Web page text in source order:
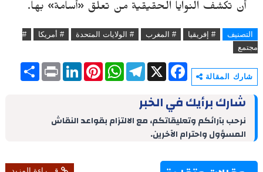
أن تكشف النوايا الحقيقية من تعلق «أسامة» بها.
التصنيف # إفريقيا # المغرب # الولايات المتحدة # أمريكا
#
مجتمع
شارك المقالة
S
h
P
r
L
I
P
e
W
h
p
T
e
g
a
X
F
a
b
o
k
شارك برأيك في الخبر
نرحب بآرائكم وتعليقاتكم، مع الالتزام بقواعد النقاش
المسؤول واحترام الآخرين.